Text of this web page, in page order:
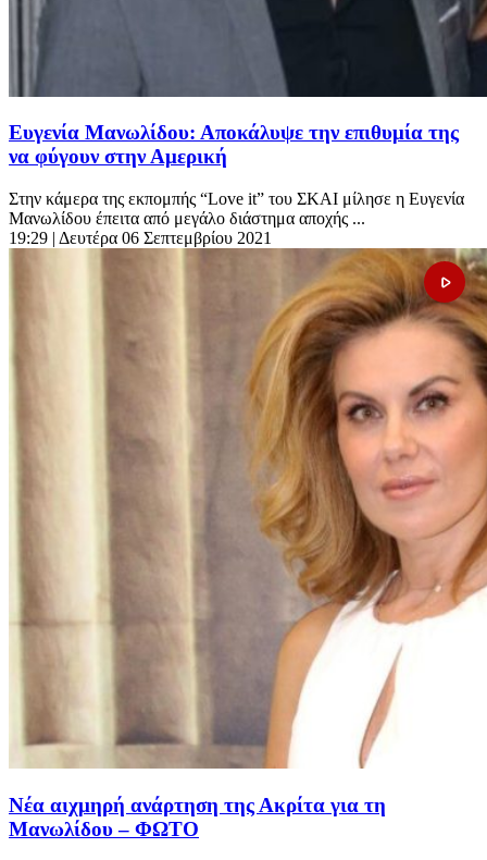
Ευγενία Μανωλίδου: Αποκάλυψε την επιθυμία της
να φύγουν στην Αμερική
Στην κάμερα της εκπομπής “Love it” του ΣΚΑΙ μίλησε η Ευγενία
Μανωλίδου έπειτα από μεγάλο διάστημα αποχής ...
19:29 | Δευτέρα 06 Σεπτεμβρίου 2021
Νέα αιχμηρή ανάρτηση της Ακρίτα για τη
Μανωλίδου – ΦΩΤΟ